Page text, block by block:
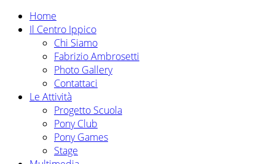
Home
Il Centro Ippico
Chi Siamo
Fabrizio Ambrosetti
Photo Gallery
Contattaci
Le Attività
Progetto Scuola
Pony Club
Pony Games
Stage